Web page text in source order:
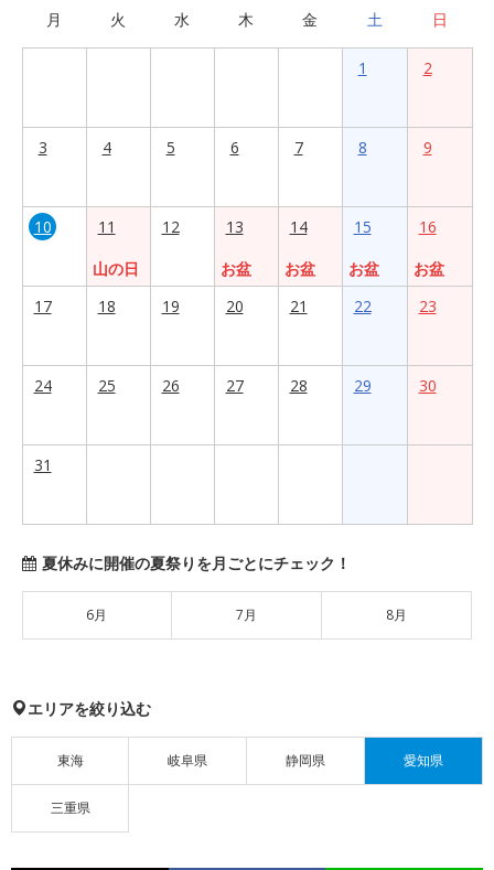
月 火 水 木 金 土 日
1 2
3 4 5 6 7 8 9
10
11
山の日
12
13
お盆
14
お盆
15
お盆
16
お盆
17
18 19 20 21 22 23
24 25 26 27 28 29 30
31
夏休みに開催の夏祭りを月ごとにチェック！
6月 7月 8月
エリアを絞り込む
東海 岐阜県 静岡県 愛知県
三重県